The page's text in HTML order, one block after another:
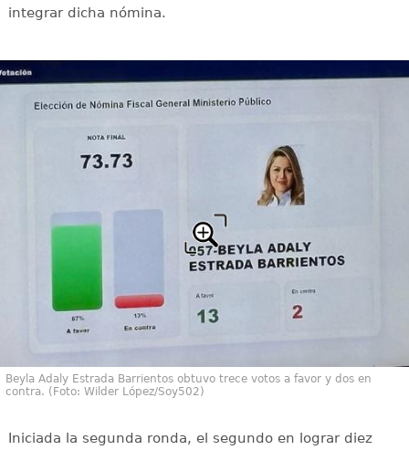
integrar dicha nómina.
Beyla Adaly Estrada Barrientos obtuvo trece votos a favor y dos en
contra. (Foto: Wilder López/Soy502)
Iniciada la segunda ronda, el segundo en lograr diez